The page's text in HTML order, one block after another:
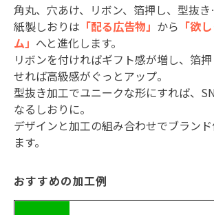
角丸、穴あけ、リボン、箔押し、型抜
紙製しおりは 「配る広告物」 から 「欲
ム」 へと進化します。
リボンを付ければギフト感が増し、箔
せれば高級感がぐっとアップ。
型抜き加工でユニークな形にすれば、
なるしおりに。
デザインと加工の組み合わせでブラン
ます。
おすすめの加工例